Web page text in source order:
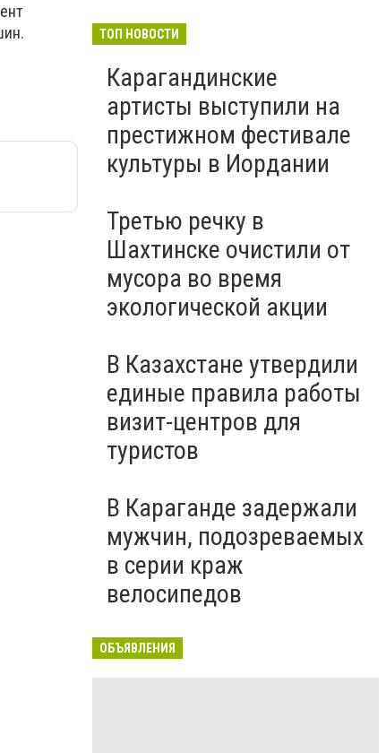
развитие
ТОП НОВОСТИ
Карагандинские
артисты выступили на
престижном фестивале
культуры в Иордании
Третью речку в
Шахтинске очистили от
мусора во время
экологической акции
В Казахстане утвердили
единые правила работы
визит-центров для
туристов
В Караганде задержали
мужчин, подозреваемых
в серии краж
велосипедов
ОБЪЯВЛЕНИЯ